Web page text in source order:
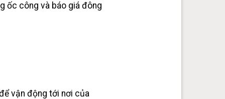
ốc công và báo giá đông
vận động tới nơi của